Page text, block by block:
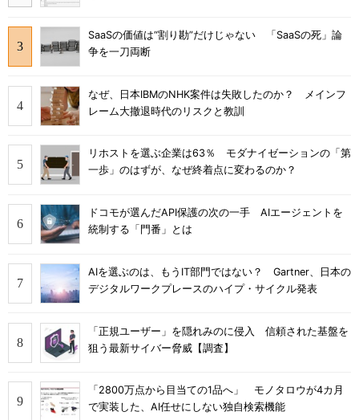
SaaSの価値は“割り勘”だけじゃない 「SaaSの死」論
争を一刀両断
なぜ、日本IBMのNHK案件は失敗したのか？ メインフ
レーム大撤退時代のリスクと教訓
リホストを選ぶ企業は63％ モダナイゼーションの「第
一歩」のはずが、なぜ終着点に変わるのか？
ドコモが選んだAPI保護の次の一手 AIエージェントを
統制する「門番」とは
AIを選ぶのは、もうIT部門ではない？ Gartner、日本の
デジタルワークプレースのハイプ・サイクル発表
「正規ユーザー」を隠れみのに侵入 信頼された基盤を
狙う最新サイバー脅威【調査】
「2800万点から目当ての1品へ」 モノタロウが4カ月
で実装した、AI任せにしない独自検索機能